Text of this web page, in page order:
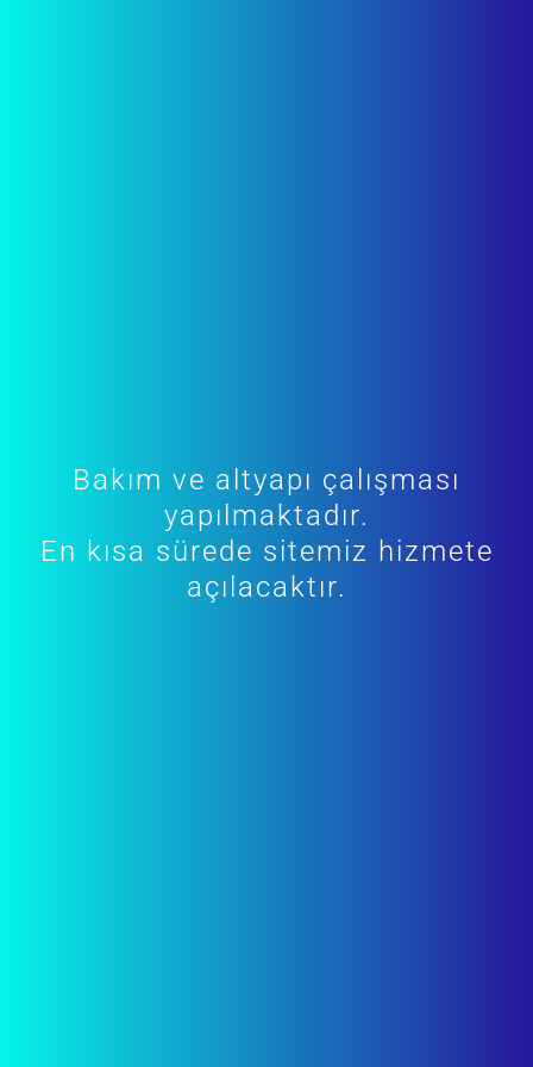
Bakım ve altyapı çalışması
yapılmaktadır.
En kısa sürede sitemiz hizmete
açılacaktır.